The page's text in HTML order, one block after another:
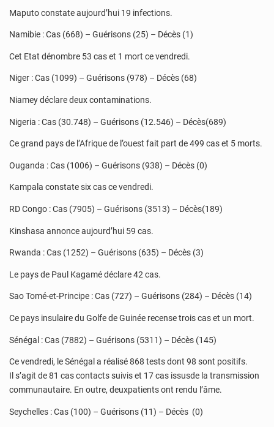
Maputo constate aujourd’hui 19 infections.
Namibie : Cas (668) – Guérisons (25) – Décès (1)
Cet Etat dénombre 53 cas et 1 mort ce vendredi.
Niger : Cas (1099) – Guérisons (978) – Décès (68)
Niamey déclare deux contaminations.
Nigeria : Cas (30.748) – Guérisons (12.546) – Décès(689)
Ce grand pays de l’Afrique de l’ouest fait part de 499 cas et 5 morts.
Ouganda : Cas (1006) – Guérisons (938) – Décès (0)
Kampala constate six cas ce vendredi.
RD Congo : Cas (7905) – Guérisons (3513) – Décès(189)
Kinshasa annonce aujourd’hui 59 cas.
Rwanda : Cas (1252) – Guérisons (635) – Décès (3)
Le pays de Paul Kagamé déclare 42 cas.
Sao Tomé-et-Principe : Cas (727) – Guérisons (284) – Décès (14)
Ce pays insulaire du Golfe de Guinée recense trois cas et un mort.
Sénégal : Cas (7882) – Guérisons (5311) – Décès (145)
Ce vendredi, le Sénégal a réalisé 868 tests dont 98 sont positifs.
Il s’agit de 81 cas contacts suivis et 17 cas issusde la transmission
communautaire. En outre, deuxpatients ont rendu l’âme.
Seychelles : Cas (100) – Guérisons (11) – Décès (0)